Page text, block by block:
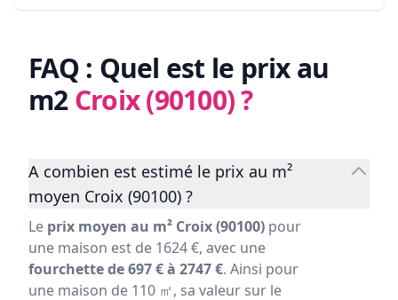
FAQ : Quel est le prix au
m2Croix (90100)?
A combien est estimé le prix au m²
moyen Croix (90100) ?
Le prix moyen au m² Croix (90100) pour
une maison est de 1624 €, avec une
fourchette de 697 € à 2747 €. Ainsi pour
une maison de 110 ㎡, sa valeur sur le